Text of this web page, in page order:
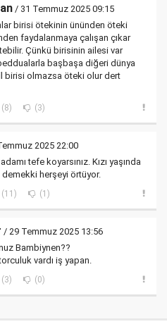
/ 31 Temmuz 2025 09:15
birisi ötekinin ününden öteki
faydalanmaya çalışan çıkar
Çünkü birisinin ailesi var
başbaşa diğeri dünya
birisi olmazsa öteki olur dert
(8) (3)
2025 22:00
tefe koyarsınız. Kızı yaşında
demekki herşeyi örtüyor.
(11) (1)
/ 29 Temmuz 2025 13:56
Bambiynen??
vardı iş yapan.
(3) (0)